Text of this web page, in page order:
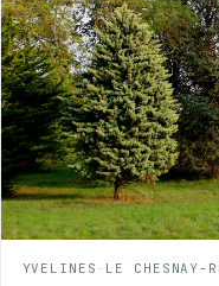
YVELINES - LE CHESNAY-